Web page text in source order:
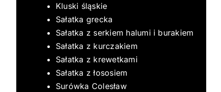
Kluski śląskie
Sałatka grecka
Sałatka z serkiem halumi i burakiem
Sałatka z kurczakiem
Sałatka z krewetkami
Sałatka z łososiem
Surówka Colesław